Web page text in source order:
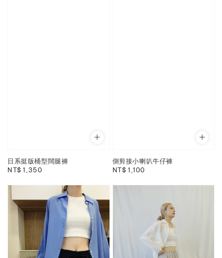
日系挺版桶型闊腿褲
Regular
NT$ 1,350
側剪接小喇叭牛仔褲
Regular
NT$ 1,100